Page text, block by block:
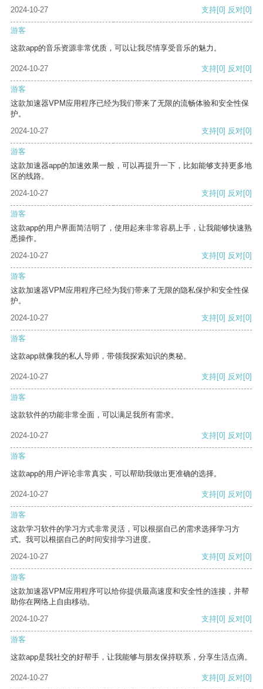
2024-10-27 支持[0] 反对[0]
游客
这款app的音乐资源非常优质，可以让我尽情享受音乐的魅力。
2024-10-27 支持[0] 反对[0]
游客
这款加速器VPM应用程序已经为我们带来了无限的流畅体验和安全性保
护。
2024-10-27
支持[0] 反对[0]
游客
这款加速器app的加速效果一般，可以再提升一下，比如能够支持更多地
区的线路。
2024-10-27
支持[0] 反对[0]
游客
这款app的用户界面简洁明了，使用起来非常容易上手，让我能够快速熟
悉操作。
2024-10-27
支持[0] 反对[0]
游客
这款加速器VPM应用程序已经为我们带来了无限的隐私保护和安全性保
护。
2024-10-27
支持[0] 反对[0]
游客
这款app就像我的私人导师，带领我探索知识的奥秘。
2024-10-27 支持[0] 反对[0]
游客
这款软件的功能非常全面，可以满足我所有需求。
2024-10-27 支持[0] 反对[0]
游客
这款app的用户评论非常真实，可以帮助我做出更准确的选择。
2024-10-27 支持[0] 反对[0]
游客
这款学习软件的学习方式非常灵活，可以根据自己的需求选择学习方
式。我可以根据自己的时间安排学习进度。
2024-10-27
支持[0] 反对[0]
游客
这款加速器VPM应用程序可以给你提供最高速度和安全性的连接，并帮
助你在网络上自由移动。
2024-10-27
支持[0] 反对[0]
游客
这款app是我社交的好帮手，让我能够与朋友保持联系，分享生活点滴。
2024-10-27 支持[0] 反对[0]